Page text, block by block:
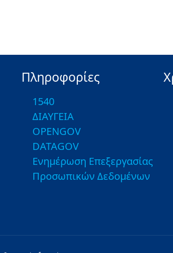
Πληροφορίες
1540
ΔΙΑΥΓΕΙΑ
OPENGOV
DATAGOV
Ενημέρωση Επεξεργασίας
Προσωπικών Δεδομένων